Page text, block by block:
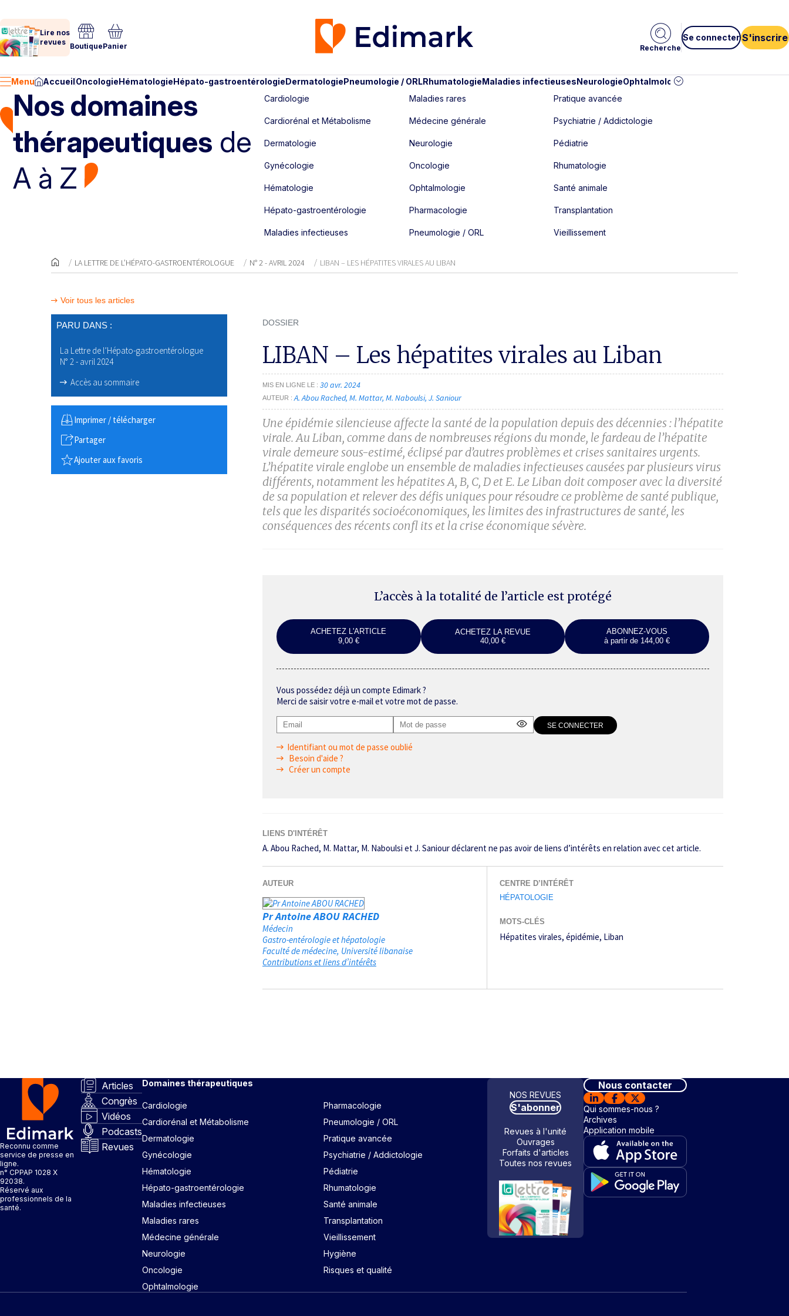
Lire nos
revues BoutiquePanier Recherche
Se connecter S'inscrire
Menu AccueilOncologieHématologieHépato-gastroentérologieDermatologiePneumologie / ORLRhumatologieMaladies infectieusesNeurologieOphtalmologie
Nos domaines
thérapeutiques de
A à Z
Cardiologie
Cardiorénal et Métabolisme
Dermatologie
Gynécologie
Hématologie
Hépato-gastroentérologie
Maladies infectieuses
Maladies rares
Médecine générale
Neurologie
Oncologie
Ophtalmologie
Pharmacologie
Pneumologie / ORL
Pratique avancée
Psychiatrie / Addictologie
Pédiatrie
Rhumatologie
Santé animale
Transplantation
Vieillissement
LA LETTRE DE L’HÉPATO-GASTROENTÉROLOGUE N° 2 - AVRIL 2024 LIBAN – LES HÉPATITES VIRALES AU LIBAN
Voir tous les articles
PARU DANS :
La Lettre de l’Hépato-gastroentérologue
N° 2 - avril 2024
Accès au sommaire
Imprimer / télécharger
Partager
Ajouter aux favoris
DOSSIER
LIBAN – Les hépatites virales au Liban
MIS EN LIGNE LE 30 avr. 2024
AUTEUR A. Abou Rached M. Mattar M. Naboulsi J. Saniour
Une épidémie silencieuse affecte la santé de la population depuis des décennies : l’hépatite
virale. Au Liban, comme dans de nombreuses régions du monde, le fardeau de l’hépatite
virale demeure sous-estimé, éclipsé par d’autres problèmes et crises sanitaires urgents.
L’hépatite virale englobe un ensemble de maladies infectieuses causées par plusieurs virus
différents, notamment les hépatites A, B, C, D et E. Le Liban doit composer avec la diversité
de sa population et relever des défis uniques pour résoudre ce problème de santé publique,
tels que les disparités socioéconomiques, les limites des infrastructures de santé, les
conséquences des récents confl its et la crise économique sévère.
L’accès à la totalité de l’article est protégé
ACHETEZ L'ARTICLE
9,00 €
ACHETEZ LA REVUE
40,00 €
ABONNEZ-VOUS
à partir de 144,00 €
Vous possédez déjà un compte Edimark ?
Merci de saisir votre e-mail et votre mot de passe.
Identifiant ou mot de passe oublié
Besoin d'aide ?
Créer un compte
LIENS D'INTÉRÊT
A. Abou Rached, M. Mattar, M. Naboulsi et J. Saniour déclarent ne pas avoir de liens d’intérêts en relation avec cet article.
AUTEUR
Pr Antoine ABOU RACHED
Médecin
Gastro-entérologie et hépatologie
Faculté de médecine, Université libanaise
Contributions et liens d’intérêts
CENTRE D’INTÉRÊT
HÉPATOLOGIE
MOTS-CLÉS
Hépatites virales épidémie Liban
Reconnu comme
service de presse en
ligne.
n° CPPAP 1028 X
92038.
Réservé aux
professionnels de la
santé.
Articles
Congrès
Vidéos
Podcasts
Revues
Domaines thérapeutiques
Cardiologie
Cardiorénal et Métabolisme
Dermatologie
Gynécologie
Hématologie
Hépato-gastroentérologie
Maladies infectieuses
Maladies rares
Médecine générale
Neurologie
Oncologie
Ophtalmologie
Pharmacologie
Pneumologie / ORL
Pratique avancée
Psychiatrie / Addictologie
Pédiatrie
Rhumatologie
Santé animale
Transplantation
Vieillissement
Hygiène
Risques et qualité
NOS REVUES
S'abonner
Revues à l'unité
Ouvrages
Forfaits d'articles
Toutes nos revues
Nous contacter
Qui sommes-nous ?
Archives
Application mobile